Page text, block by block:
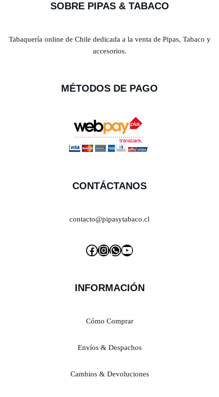
SOBRE PIPAS & TABACO
Tabaquería online de Chile dedicada a la venta de Pipas, Tabaco y
accesorios.
MÉTODOS DE PAGO
CONTÁCTANOS
contacto@pipasytabaco.cl
INFORMACIÓN
Cómo Comprar
Envíos & Despachos
Cambios & Devoluciones